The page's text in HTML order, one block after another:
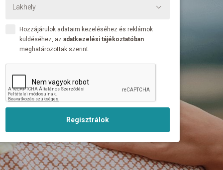
Hozzájárulok adataim kezeléséhez és reklámok
küldéséhez, az adatkezelési tájékoztatóban
meghatározottak szerint.
Regisztrálok